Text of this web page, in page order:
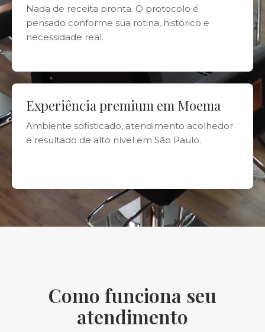
Nada de receita pronta. O protocolo é
pensado conforme sua rotina, histórico e
necessidade real.
Experiência premium em Moema
Ambiente sofisticado, atendimento acolhedor
e resultado de alto nível em São Paulo.
Como funciona seu
atendimento